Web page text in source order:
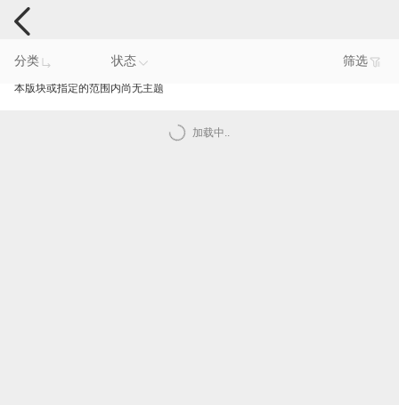
电脑反馈
分类 状态 筛选
本版块或指定的范围内尚无主题
加载中..